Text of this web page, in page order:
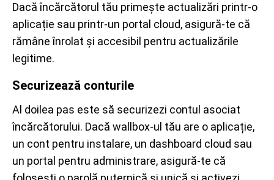
Dacă încărcătorul tău primește actualizări printr-o
aplicație sau printr-un portal cloud, asigură-te că
rămâne înrolat și accesibil pentru actualizările
legitime.
Securizează conturile
Al doilea pas este să securizezi contul asociat
încărcătorului. Dacă wallbox-ul tău are o aplicație,
un cont pentru instalare, un dashboard cloud sau
un portal pentru administrare, asigură-te că